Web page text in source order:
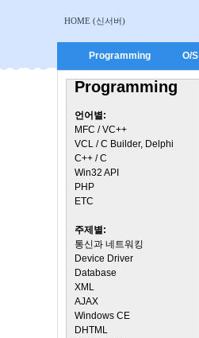
HOME (신서버)
Programming O/S
Programming
언어별:
MFC / VC++
VCL / C Builder, Delphi
C++ / C
Win32 API
PHP
ETC
주제별:
통신과 네트워킹
Device Driver
Database
XML
AJAX
Windows CE
DHTML